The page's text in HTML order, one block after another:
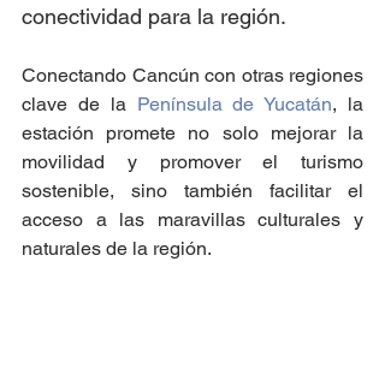
conectividad para la región.
Conectando Cancún con otras regiones
clave de la Península de Yucatán, la
estación promete no solo mejorar la
movilidad y promover el turismo
sostenible, sino también facilitar el
acceso a las maravillas culturales y
naturales de la región.